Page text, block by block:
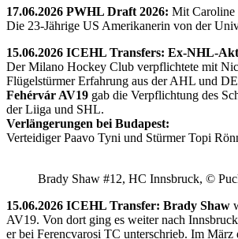
17.06.2026 PWHL Draft 2026: Mit Caroline
Die 23-Jährige US Amerikanerin von der
15.06.2026 ICEHL Transfers: Ex-NHL-
Der Milano Hockey Club verpflichtete mit
Flügelstürmer Erfahrung aus der AHL und
Fehérvár AV19 gab die Verpflichtung des
der Liiga und SHL.
Verlängerungen bei Budapest:
Verteidiger Paavo Tyni und Stürmer Topi
Brady Shaw #12, HC Innsbruck, ©
15.06.2026 ICEHL Transfer: Brady Shaw
AV19. Von dort ging es weiter nach
er bei Ferencvarosi TC unterschrieb. Im